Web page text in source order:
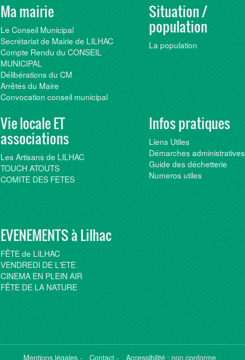
Ma mairie
Le Conseil Municipal
Secrétariat de Mairie de LILHAC
Compte Rendu du CONSEIL
MUNICIPAL
Délibérations du CM
Arrêtés du Maire
Convocation conseil municipal
Situation /
population
La population
Vie locale ET
associations
Les Artisans de LILHAC
TOUCH ATOUTS
COMITE DES FETES
Infos pratiques
Liens Utiles
Démarches administratives
Guide des déchetterie
Numeros utiles
EVENEMENTS à Lilhac
FÊTE de LILHAC
VENDREDI DE L'ETE
CINEMA EN PLEIN AIR
FÊTE DE LA NATURE
Mentions légales - Contact - Accessibilité : non conforme